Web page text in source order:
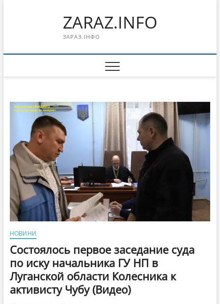
ZARAZ.INFO
ЗАРАЗ.ІНФО
НОВИНИ
Состоялось первое заседание суда
по иску начальника ГУ НП в
Луганской области Колесника к
активисту Чубу (Видео)